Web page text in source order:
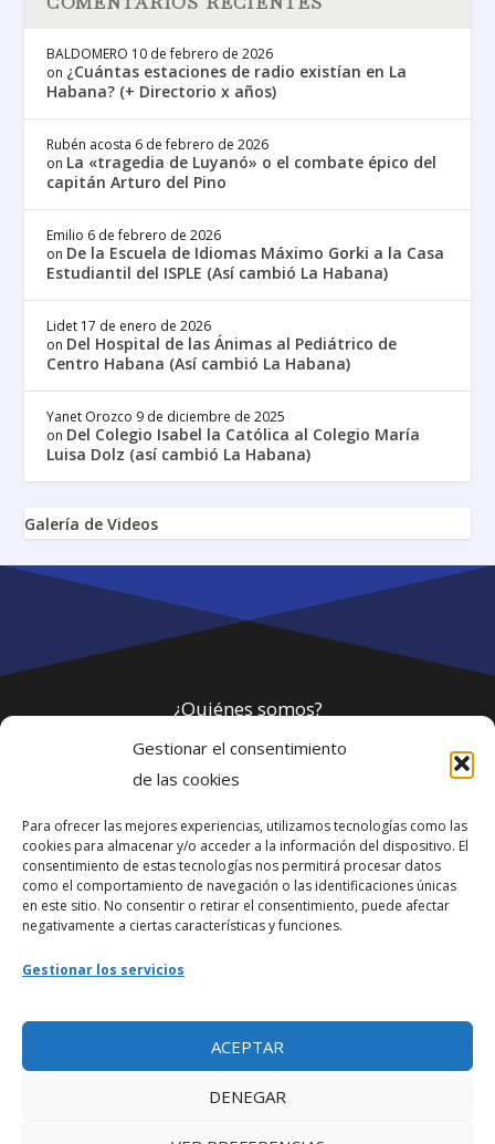
Gestionar el consentimiento
de las cookies
Para ofrecer las mejores experiencias, utilizamos tecnologías como las
cookies para almacenar y/o acceder a la información del dispositivo. El
consentimiento de estas tecnologías nos permitirá procesar datos
como el comportamiento de navegación o las identificaciones únicas
en este sitio. No consentir o retirar el consentimiento, puede afectar
negativamente a ciertas características y funciones.
Gestionar los servicios
ACEPTAR
DENEGAR
BALDOMERO 10 de febrero de 2026
on ¿Cuántas estaciones de radio existían en La
Habana? (+ Directorio x años)
Rubén acosta 6 de febrero de 2026
on La «tragedia de Luyanó» o el combate épico del
capitán Arturo del Pino
Emilio 6 de febrero de 2026
on De la Escuela de Idiomas Máximo Gorki a la Casa
Estudiantil del ISPLE (Así cambió La Habana)
Lidet 17 de enero de 2026
on Del Hospital de las Ánimas al Pediátrico de
Centro Habana (Así cambió La Habana)
Yanet Orozco 9 de diciembre de 2025
on Del Colegio Isabel la Católica al Colegio María
Luisa Dolz (así cambió La Habana)
Galería de Videos
¿Quiénes somos?
Política de privacidad
Webmaster
soporte@fotosdlahabana.com
Nuestro e-mail:
Ir al grupo de Facebook